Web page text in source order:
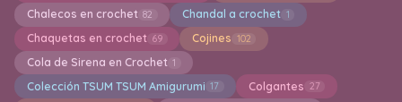
Chalecos en crochet 82 Chandal a crochet 1
Chaquetas en crochet 69 Cojines 102
Cola de Sirena en Crochet 1
Colección TSUM TSUM Amigurumi 17 Colgantes 27